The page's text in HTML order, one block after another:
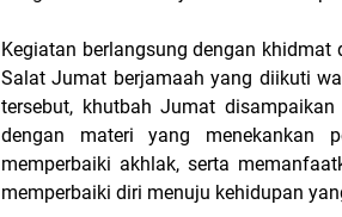
Kegiatan berlangsung dengan
Salat Jumat berjamaah yang diikuti
tersebut, khutbah Jumat
dengan materi yang menekankan
memperbaiki akhlak, serta
memperbaiki diri menuju kehidupan